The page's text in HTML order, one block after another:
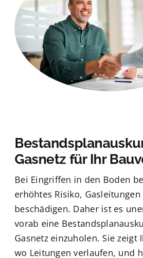
Gasnetz für Ihr
Bei Eingriffen in den Boden
erhöhtes Risiko, Gasleitungen
beschädigen. Daher ist es
vorab eine
Gasnetz einzuholen. Sie zeigt
wo Leitungen verlaufen, und